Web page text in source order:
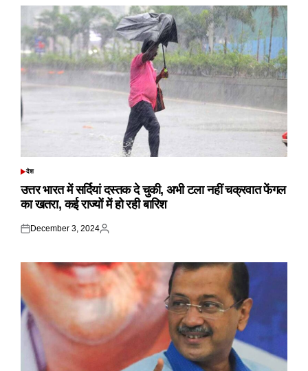
POSTED
देश
उत्तर भारत में सर्दियां दस्तक दे चुकी, अभी टला नहीं चक्रवात फेंगल
का खतरा, कई राज्यों में हो रही बारिश
Posted
December 3, 2024
Posted